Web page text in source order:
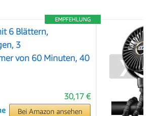
EMPFEHLUNG
6 Blättern,
3
von 60 Minuten, 40
30,17 €
Bei Amazon ansehen
❯